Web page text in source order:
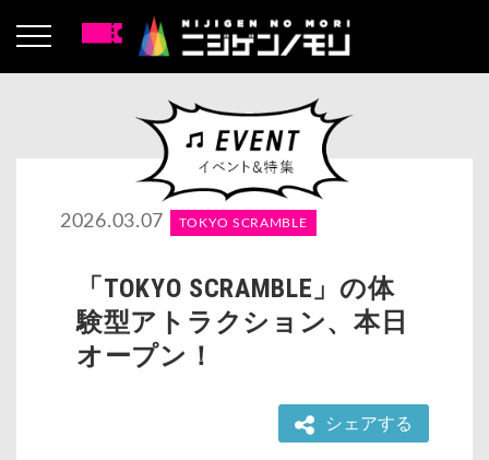
2026.03.07 TOKYO SCRAMBLE
「TOKYO SCRAMBLE」の体
験型アトラクション、本日
オープン！
シェアする